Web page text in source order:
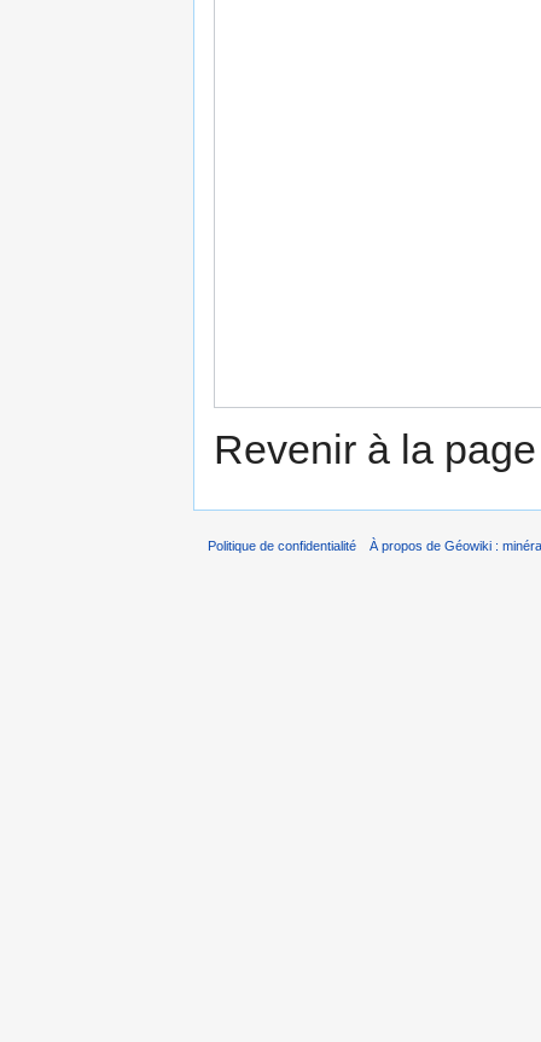
Revenir à la
Politique de confidentialité À propos de Géowiki :